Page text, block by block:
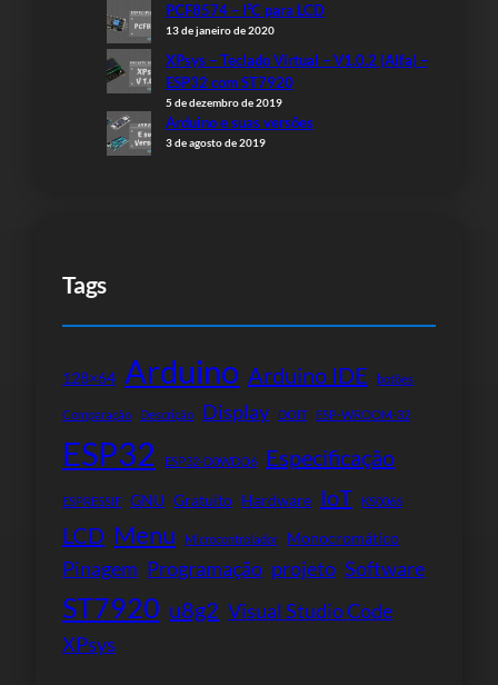
PCF8574 – I²C para LCD
13 de janeiro de 2020
XPsys – Teclado Virtual – V1.0.2 (Alfa) –
ESP32 com ST7920
5 de dezembro de 2019
Arduino e suas versões
3 de agosto de 2019
Tags
128×64 Arduino Arduino IDE botões
Comparação Descrição Display DOIT ESP-WROOM-32
ESP32 ESP32-D0WDQ6 Especificação
ESPRESSIF GNU Gratuito Hardware IoT KS0066
LCD Menu Microcontrolador Monocromático
Pinagem Programação projeto Software
ST7920 u8g2 Visual Studio Code
XPsys